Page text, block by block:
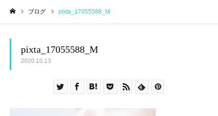
ブログ pixta_17055588_M
pixta_17055588_M
2020.10.13